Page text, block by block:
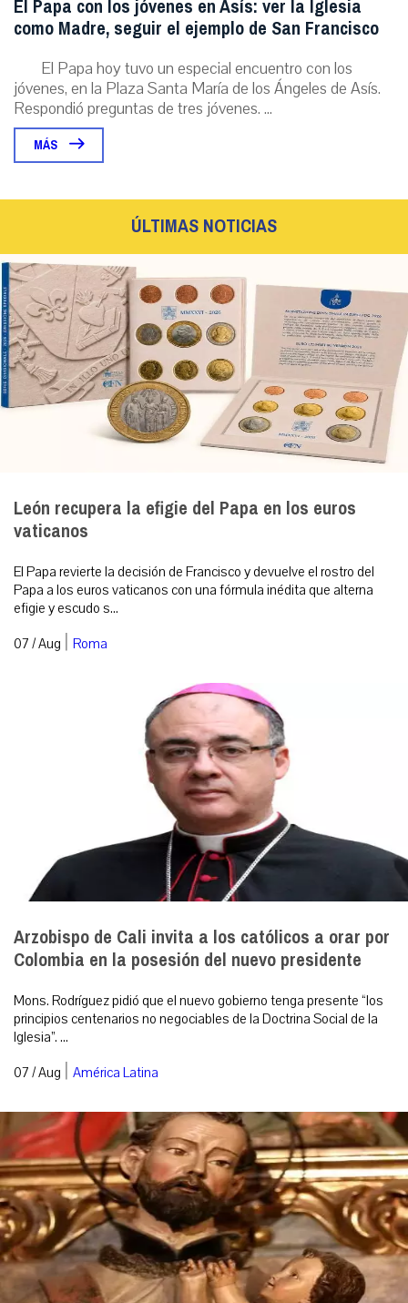
El Papa con los jóvenes en Asís: ver la Iglesia
como Madre, seguir el ejemplo de San Francisco
El Papa hoy tuvo un especial encuentro con los
jóvenes, en la Plaza Santa María de los Ángeles de Asís.
Respondió preguntas de tres jóvenes. ...
MÁS
ÚLTIMAS NOTICIAS
León recupera la efigie del Papa en los euros
vaticanos
El Papa revierte la decisión de Francisco y devuelve el rostro del
Papa a los euros vaticanos con una fórmula inédita que alterna
efigie y escudo s...
07 / Aug | Roma
Arzobispo de Cali invita a los católicos a orar por
Colombia en la posesión del nuevo presidente
Mons. Rodríguez pidió que el nuevo gobierno tenga presente “los
principios centenarios no negociables de la Doctrina Social de la
Iglesia”. ...
07 / Aug | América Latina